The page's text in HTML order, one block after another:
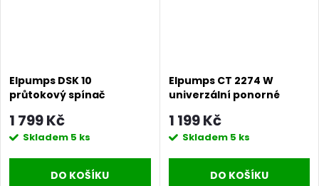
Elpumps DSK 10
průtokový spínač
1 799 Kč
Skladem 5 ks
DO KOŠÍKU
Elpumps CT 2274 W
univerzální ponorné
1 199 Kč
Skladem 5 ks
DO KOŠÍKU